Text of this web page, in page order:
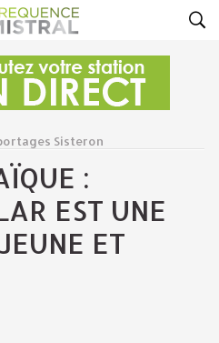
Sisteron
:
EST UNE
ET